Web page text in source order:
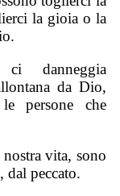
la gioia o la
danneggia
da Dio,
persone che
vita, sono
dal peccato.